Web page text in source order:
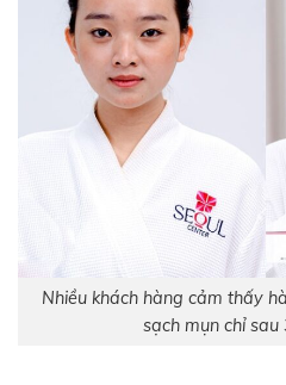
Nhiều khách hàng cảm thấy
sạch mụn chỉ